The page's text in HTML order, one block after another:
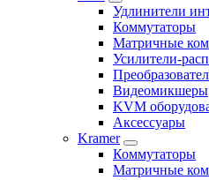
Удлинители
Коммутаторы
Матричные
Усилители-
Видеомикшеры
KVM
Аксессуары
Kramer
Коммутаторы
Матричные